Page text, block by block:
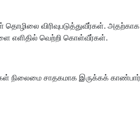
விரிவுபடுத்துவீர்கள்.
எளிதில் வெற்றி கொள்வீர்கள்.
நிலைமை சாதகமாக இருக்கக்